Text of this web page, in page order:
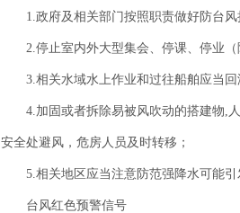
1.政府及相关部门按照职责做好防台风
2.停止室内外大型集会、停课、停业（
3.相关水域水上作业和过往船舶应当回
4.加固或者拆除易被风吹动的搭建物,人
安全处避风，危房人员及时转移；
5.相关地区应当注意防范强降水可能引
台风红色预警信号